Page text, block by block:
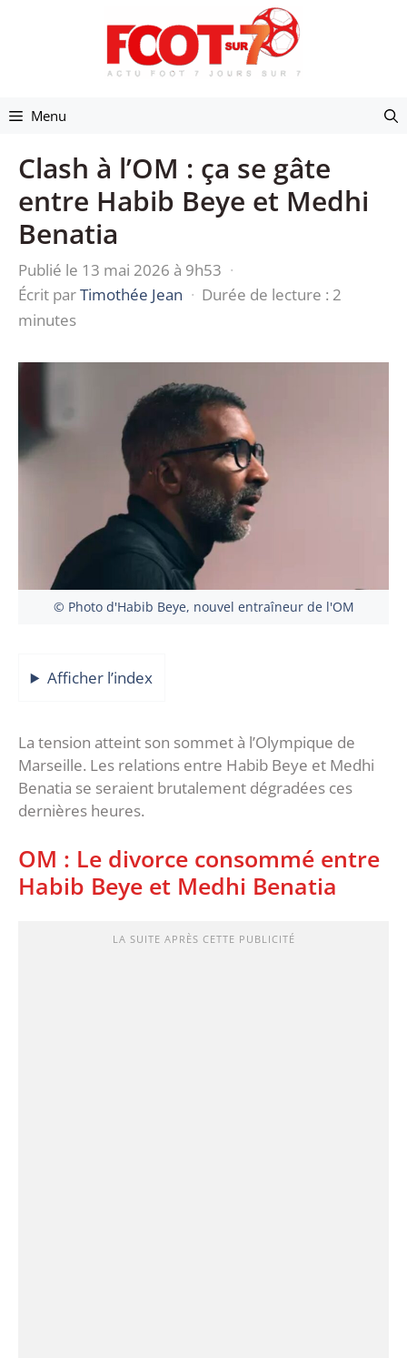
Menu
Clash à l’OM : ça se gâte
entre Habib Beye et Medhi
Benatia
Publié le 13 mai 2026 à 9h53 ·
Écrit parTimothée Jean · Durée de lecture : 2
minutes
© Photo d'Habib Beye, nouvel entraîneur de l'OM
Afficher l’index
La tension atteint son sommet à l’Olympique de
Marseille. Les relations entre Habib Beye et Medhi
Benatia se seraient brutalement dégradées ces
dernières heures.
OM : Le divorce consommé entre
Habib Beye et Medhi Benatia
LA SUITE APRÈS CETTE PUBLICITÉ